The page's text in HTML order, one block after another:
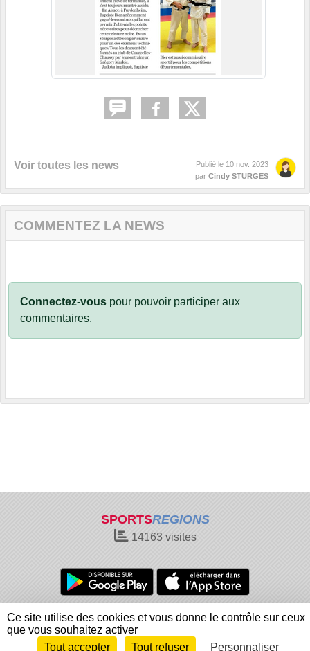
Voir toutes les news Publié le 10 nov. 2023
par Cindy STURGES
COMMENTEZ LA NEWS
Connectez-vous pour pouvoir participer aux
commentaires.
SPORTSREGIONS
14163visites
Charte cookies
Gestion des cookies
Informations légales
Signaler un contenu inapproprié
Envie de participer ?
Connexion
Ce site utilise des cookies et vous donne le contrôle sur ceux
que vous souhaitez activer
Tout accepter
Tout refuser Personnaliser